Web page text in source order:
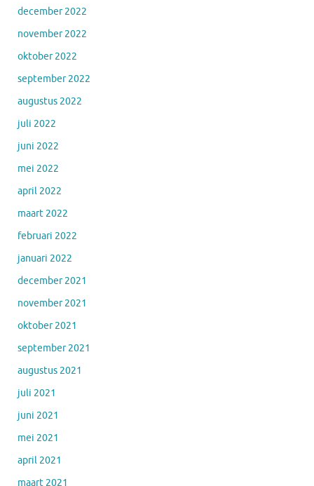
december 2022
november 2022
oktober 2022
september 2022
augustus 2022
juli 2022
juni 2022
mei 2022
april 2022
maart 2022
februari 2022
januari 2022
december 2021
november 2021
oktober 2021
september 2021
augustus 2021
juli 2021
juni 2021
mei 2021
april 2021
maart 2021